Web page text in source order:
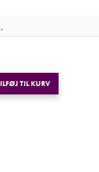
TIL KURV